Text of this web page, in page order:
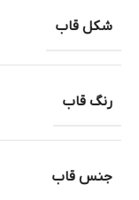
شکل قاب
رنگ قاب
جنس قاب